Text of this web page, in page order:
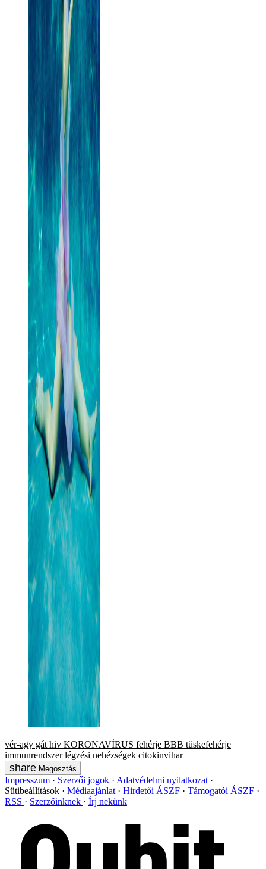
vér-agy gát hiv KORONAVÍRUS fehérje BBB tüskefehérje
immunrendszer légzési nehézségek citokinvihar
Megosztás
Impresszum Szerzői jogok
Adatvédelmi nyilatkozat
Sütibeállítások
Médiaajánlat Hirdetői ÁSZF
Támogatói ÁSZF
RSS
Szerzőinknek Írj nekünk